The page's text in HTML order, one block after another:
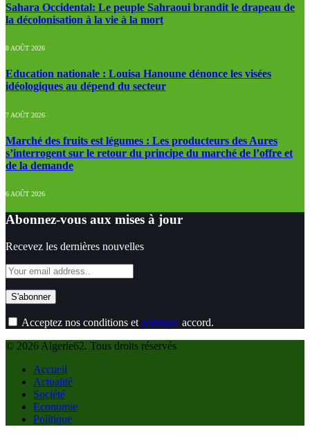
Sahara Occidental: Le peuple Sahraoui brandit le drapeau de
la décolonisation à la vie à la mort
8 AOÛT 2026
Education nationale : Louisa Hanoune dénonce les visées
idéologiques au dépend du secteur
7 AOÛT 2026
Marché des fruits est légumes : Les producteurs des Aures
s’interrogent sur le retour du principe du marché de l’offre et
de la demande
6 AOÛT 2026
Abonnez-vous aux mises à jour
Recevez les dernières nouvelles
Acceptez nos conditions et politique accord.
© 2026 Algerie62. Tous droits réservés
Accueil
Actualité
Société
Economie
Politique